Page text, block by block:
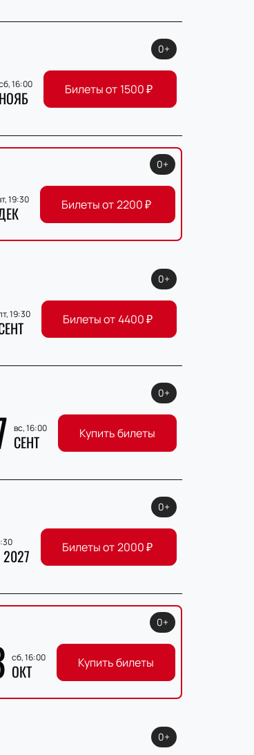
16:00
НОЯБ
0+
Билеты от 1500₽
19:30
0+
Билеты от 2200₽
19:30
0+
Билеты от 4400₽
вс, 16:00
СЕНТ
0+
Купить билеты
0+
Билеты от 2000₽
сб, 16:00
ОКТ
0+
Купить билеты
0+